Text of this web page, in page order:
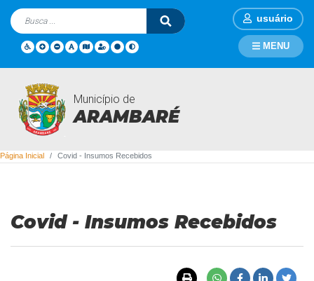
usuário
Município de
ARAMBARÉ
MENU
Covid - Insumos Recebidos
Página Inicial Covid - Insumos Recebidos
Covid - Insumos Recebidos